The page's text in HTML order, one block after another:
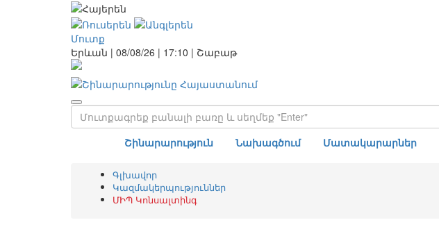
Մուտք
Երևան | 08/08/26 | 17:10 | Շաբաթ
Շինարարություն Նախագծում Մատակարարներ
Գլխավոր
Կազմակերպություններ
ՄԻՊ Կոնսալտինգ